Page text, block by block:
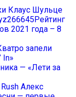
Клаус Шульце
Рейтинг
2021 года – 8
запели
In»
— «Лети за
Rush Алекс